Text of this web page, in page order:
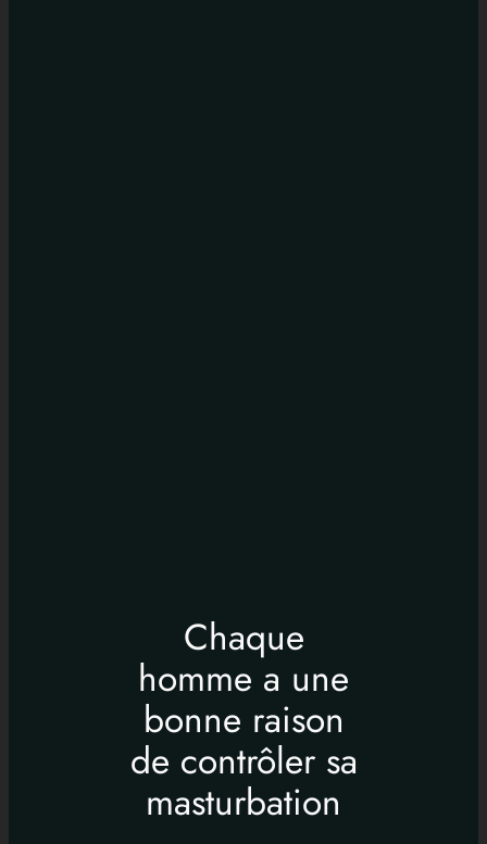
Chaque
homme a une
bonne raison
de contrôler sa
masturbation